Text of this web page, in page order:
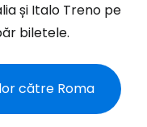
și Italo Treno pe
biletele.
către Roma